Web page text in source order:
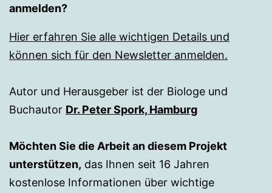
anmelden?
Hier erfahren Sie alle wichtigen Details und
können sich für den Newsletter anmelden.
Autor und Herausgeber ist der Biologe und
Buchautor Dr. Peter Spork, Hamburg
Möchten Sie die Arbeit an diesem Projekt
unterstützen, das Ihnen seit 16 Jahren
kostenlose Informationen über wichtige